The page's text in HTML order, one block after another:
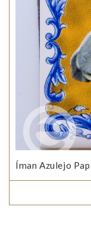
Íman Azulejo